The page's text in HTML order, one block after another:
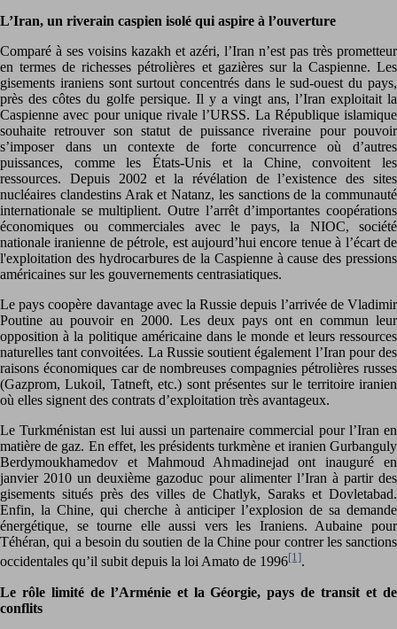
L’Iran, un riverain caspien isolé qui aspire à l’ouverture
Comparé à ses voisins kazakh et azéri, l’Iran n’est pas très prometteur
en termes de richesses pétrolières et gazières sur la Caspienne. Les
gisements iraniens sont surtout concentrés dans le sud-ouest du pays,
près des côtes du golfe persique. Il y a vingt ans, l’Iran exploitait la
Caspienne avec pour unique rivale l’URSS. La République islamique
souhaite retrouver son statut de puissance riveraine pour pouvoir
s’imposer dans un contexte de forte concurrence où d’autres
puissances, comme les États-Unis et la Chine, convoitent les
ressources. Depuis 2002 et la révélation de l’existence des sites
nucléaires clandestins Arak et Natanz, les sanctions de la communauté
internationale se multiplient. Outre l’arrêt d’importantes coopérations
économiques ou commerciales avec le pays, la NIOC, société
nationale iranienne de pétrole, est aujourd’hui encore tenue à l’écart de
l'exploitation des hydrocarbures de la Caspienne à cause des pressions
américaines sur les gouvernements centrasiatiques.
Le pays coopère davantage avec la Russie depuis l’arrivée de Vladimir
Poutine au pouvoir en 2000. Les deux pays ont en commun leur
opposition à la politique américaine dans le monde et leurs ressources
naturelles tant convoitées. La Russie soutient également l’Iran pour des
raisons économiques car de nombreuses compagnies pétrolières russes
(Gazprom, Lukoil, Tatneft, etc.) sont présentes sur le territoire iranien
où elles signent des contrats d’exploitation très avantageux.
Le Turkménistan est lui aussi un partenaire commercial pour l’Iran en
matière de gaz. En effet, les présidents turkmène et iranien Gurbanguly
Berdymoukhamedov et Mahmoud Ahmadinejad ont inauguré en
janvier 2010 un deuxième gazoduc pour alimenter l’Iran à partir des
gisements situés près des villes de Chatlyk, Saraks et Dovletabad.
Enfin, la Chine, qui cherche à anticiper l’explosion de sa demande
énergétique, se tourne elle aussi vers les Iraniens. Aubaine pour
Téhéran, qui a besoin du soutien de la Chine pour contrer les sanctions
occidentales qu’il subit depuis la loi Amato de 1996[1].
Le rôle limité de l’Arménie et la Géorgie, pays de transit et de
conflits